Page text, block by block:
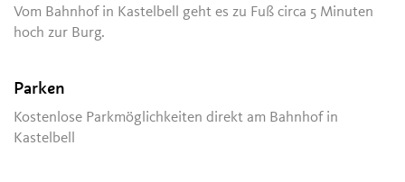
Vom Bahnhof in Kastelbell geht es zu Fuß circa 5 Minuten
hoch zur Burg.
Parken
Kostenlose Parkmöglichkeiten direkt am Bahnhof in
Kastelbell